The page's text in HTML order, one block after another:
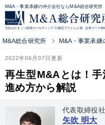
M&A・事業承継の仲介会社ならM&A総合研究所
当社はクオンツ総研ホールディングス(東証プライム上場、証券コード
M&A総合研究所 M&A・事業承継
2022年06月07日更新
再生型M&Aとは！
進め方から解説
代表取締役
矢吹 明大